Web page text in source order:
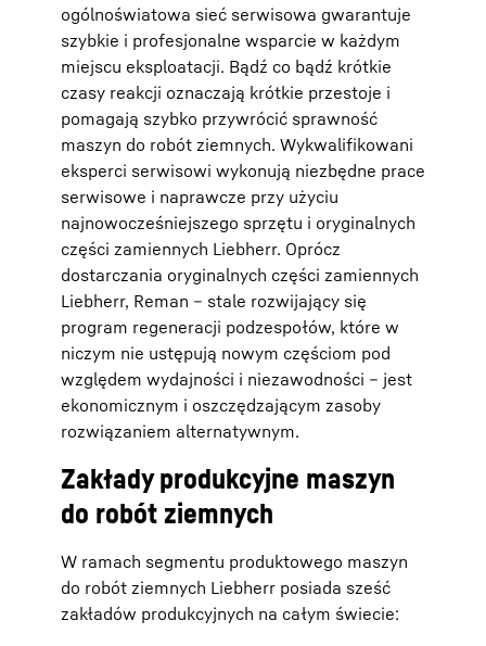
ogólnoświatowa sieć serwisowa gwarantuje
szybkie i profesjonalne wsparcie w każdym
miejscu eksploatacji. Bądź co bądź krótkie
czasy reakcji oznaczają krótkie przestoje i
pomagają szybko przywrócić sprawność
maszyn do robót ziemnych. Wykwalifikowani
eksperci serwisowi wykonują niezbędne prace
serwisowe i naprawcze przy użyciu
najnowocześniejszego sprzętu i oryginalnych
części zamiennych Liebherr. Oprócz
dostarczania oryginalnych części zamiennych
Liebherr, Reman – stale rozwijający się
program regeneracji podzespołów, które w
niczym nie ustępują nowym częściom pod
względem wydajności i niezawodności – jest
ekonomicznym i oszczędzającym zasoby
rozwiązaniem alternatywnym.
Zakłady produkcyjne maszyn
do robót ziemnych
W ramach segmentu produktowego maszyn
do robót ziemnych Liebherr posiada sześć
zakładów produkcyjnych na całym świecie: